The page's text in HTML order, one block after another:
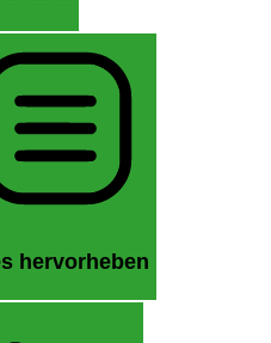
hervorheben